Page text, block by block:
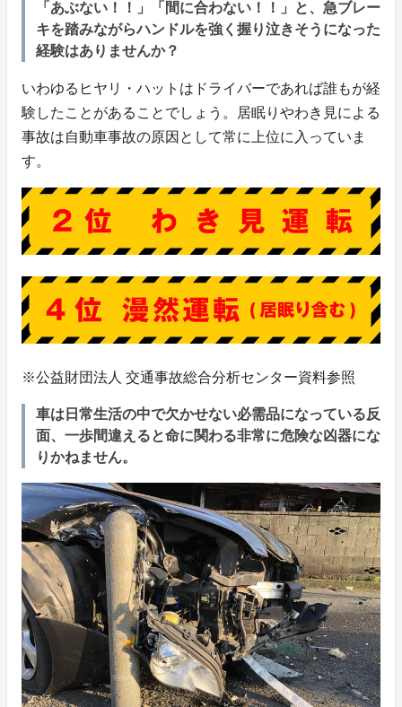
「あぶない！！」「間に合わない！！」と、急ブレー
キを踏みながらハンドルを強く握り泣きそうになった
経験はありませんか？
いわゆるヒヤリ・ハットはドライバーであれば誰もが経
験したことがあることでしょう。居眠りやわき見による
事故は自動車事故の原因として常に上位に入っていま
す。
※公益財団法人 交通事故総合分析センター資料参照
車は日常生活の中で欠かせない必需品になっている反
面、一歩間違えると命に関わる非常に危険な凶器にな
りかねません。